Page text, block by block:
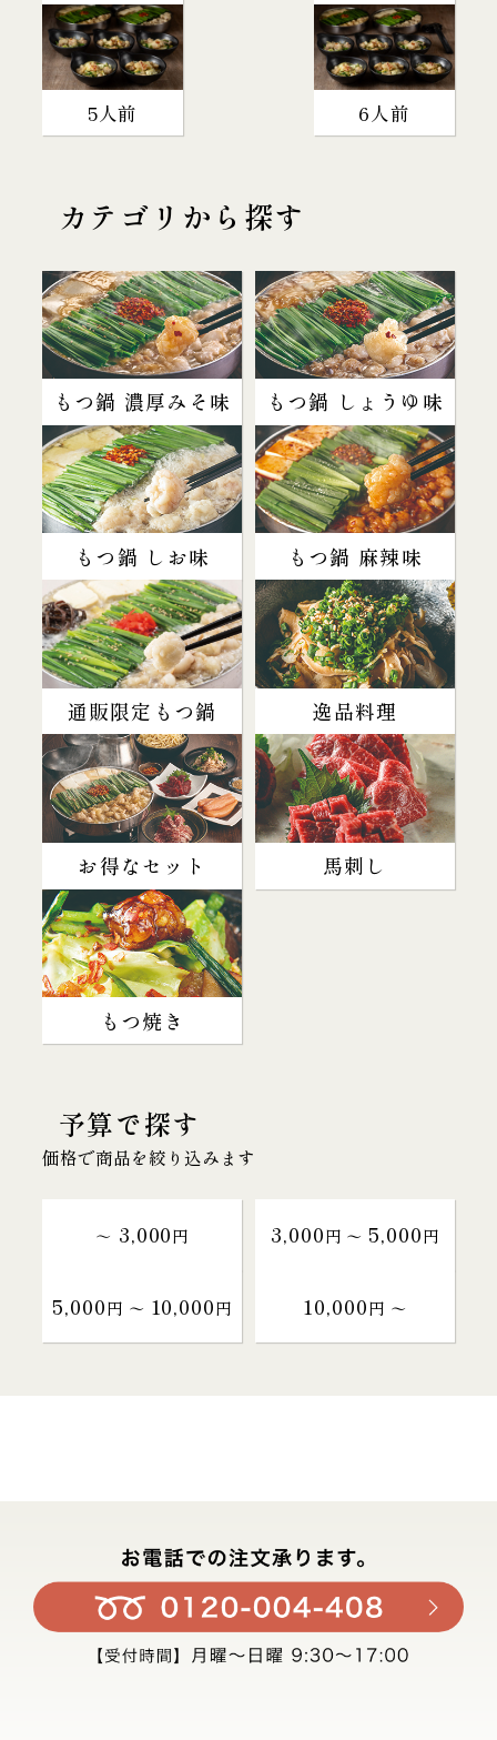
5人前 6人前
カテゴリから探す
もつ鍋 濃厚みそ味 もつ鍋 しょうゆ味
もつ鍋 しお味 もつ鍋 麻辣味
通販限定もつ鍋 逸品料理
お得なセット 馬刺し
もつ焼き
予算で探す
価格で商品を絞り込みます
～ 3,000円 3,000円 〜 5,000円
5,000円 〜 10,000円 10,000円 〜